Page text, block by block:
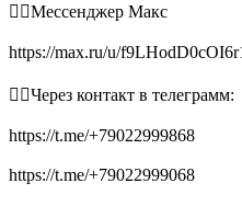
👉🏻Мессенджер Макс
https://max.ru/u/
👉🏻Через контакт в телеграмм:
https://t.me/+79022999868
https://t.me/+79022999068